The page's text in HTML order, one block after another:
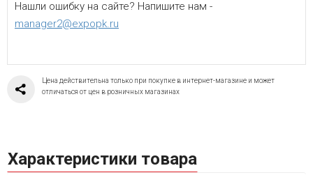
Нашли ошибку на сайте? Напишите нам -
manager2@expopk.ru
Цена действительна только при покупке в интернет-магазине и может
отличаться от цен в розничных магазинах
Характеристики товара